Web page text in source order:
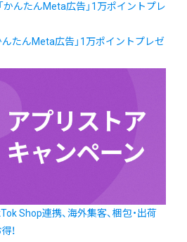
んたんMeta広告」1万ポイントプレゼ
Shop連携、海外集客、梱包・出荷
！